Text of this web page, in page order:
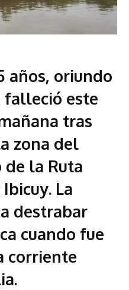
años, oriundo
falleció este
tras
zona del
la Ruta
La
destrabar
cuando fue
corriente